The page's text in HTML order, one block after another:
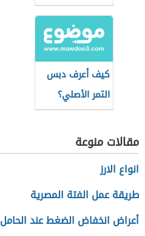
كيف أعرف دبس
التمر الأصلي؟
مقالات منوعة
انواع الارز
طريقة عمل الفتة المصرية
أعراض انخفاض الضغط عند الحامل